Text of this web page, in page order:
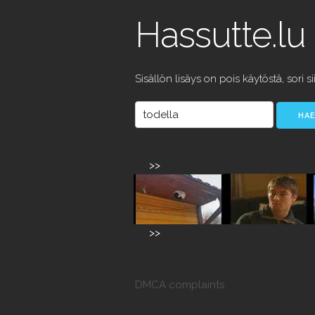
Hassutte.lu
Sisällön lisäys on pois käytöstä, sori
>>
>>
DMCA complaints